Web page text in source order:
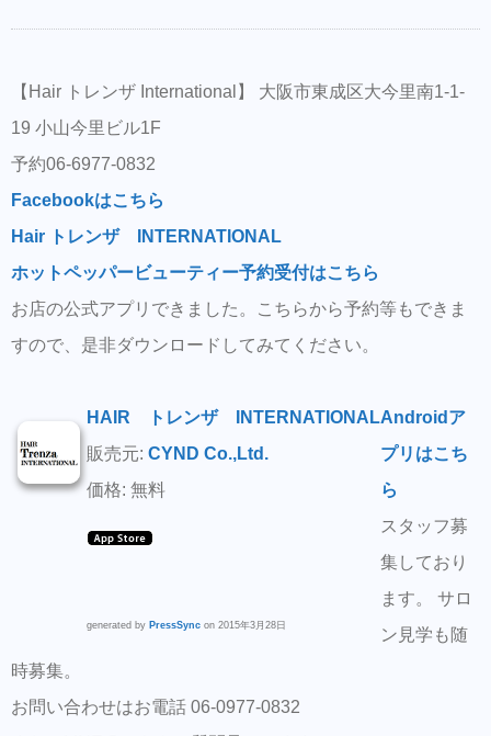
【Hair トレンザ International】 大阪市東成区大今里南1-1-
19 小山今里ビル1F
予約06-6977-0832
Facebookはこちら
Hair トレンザ INTERNATIONAL
ホットペッパービューティー予約受付はこちら
お店の公式アプリできました。こちらから予約等もできま
すので、是非ダウンロードしてみてください。
HAIR トレンザ INTERNATIONAL
販売元: CYND Co.,Ltd.
価格: 無料
generated by PressSync on 2015年3月28日
Androidア
プリはこち
ら
スタッフ募
集しており
ます。 サロ
ン見学も随
時募集。
お問い合わせはお電話 06-0977-0832